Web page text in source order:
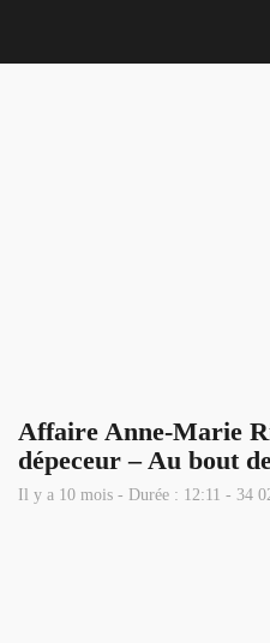
Affaire Anne-Marie
dépeceur – Au bout
Il y a 10 mois - Durée : 12:11 - 34